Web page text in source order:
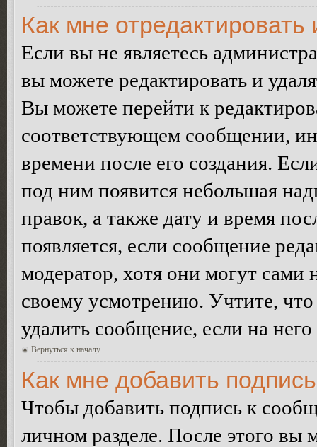
Как мне
Если вы не являетесь
вы можете редактировать и
Вы можете перейти к
соответствующем сообщении,
времени после его создания.
под ним появится небольшая
правок, а также дату и время
появляется, если сообщение
модератор, хотя они могут сами
своему усмотрению. Учтите,
удалить сообщение, если на
Вернуться к началу
Как мне добавить
Чтобы добавить подпись к
личном разделе. После этого